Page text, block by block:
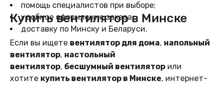
помощь специалистов при выборе;
удобное оформление заказа;
доставку по Минску и Беларуси.
Купить вентилятор в Минске
Если вы ищете вентилятор для дома, напольный
вентилятор, настольный
вентилятор, бесшумный вентилятор или
хотите купить вентилятор в Минске, интернет-